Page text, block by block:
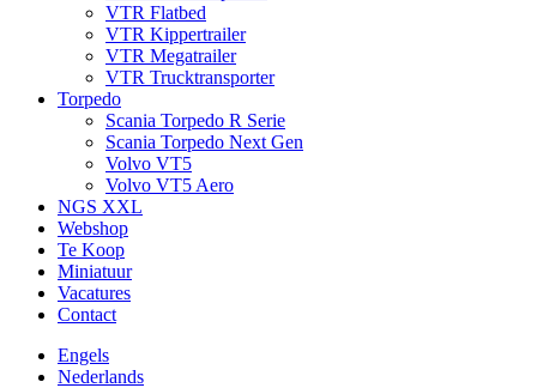
VTR Flatbed
VTR Kippertrailer
VTR Megatrailer
VTR Trucktransporter
Torpedo
Scania Torpedo R Serie
Scania Torpedo Next Gen
Volvo VT5
Volvo VT5 Aero
NGS XXL
Webshop
Te Koop
Miniatuur
Vacatures
Contact
Engels
Nederlands